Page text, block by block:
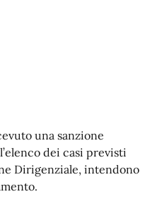
una sanzione
dei casi previsti
Dirigenziale, intendono